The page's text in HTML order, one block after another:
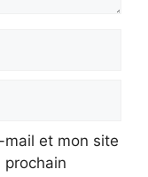
mail et mon site
prochain